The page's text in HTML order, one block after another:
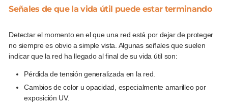
Señales de que la vida útil puede estar terminando
Detectar el momento en el que una red está por dejar de proteger
no siempre es obvio a simple vista. Algunas señales que suelen
indicar que la red ha llegado al final de su vida útil son:
Pérdida de tensión generalizada en la red.
Cambios de color u opacidad, especialmente amarilleo por
exposición UV.